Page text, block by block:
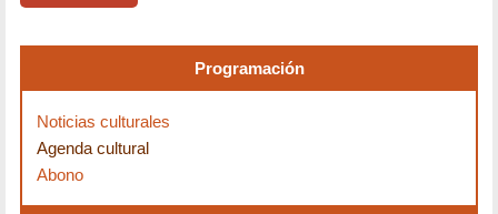
Programación
Noticias culturales
Agenda cultural
Abono